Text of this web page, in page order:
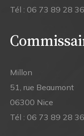
Tél : 06 73 89 28 36
Millon
51, rue Beaumont
06300 Nice
Tél : 06 73 89 28 36